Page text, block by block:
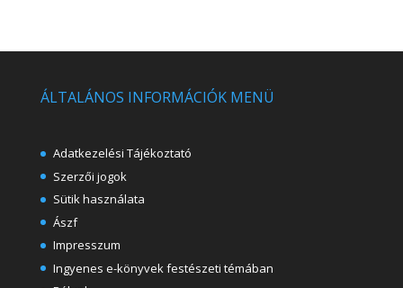
ÁLTALÁNOS INFORMÁCIÓK MENÜ
Adatkezelési Tájékoztató
Szerzői jogok
Sütik használata
Ászf
Impresszum
Ingyenes e-könyvek festészeti témában